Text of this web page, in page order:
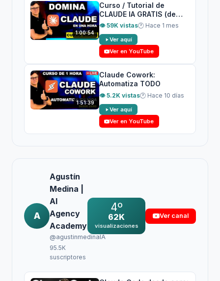
1:00:54
Curso / Tutorial de
CLAUDE IA GRATIS (de
Anthropic) desde CERO
👁 59K vistas🕐 Hace 1 mes
Ver aquí
Ver en YouTube
1:51:39
Claude Cowork:
Automatiza TODO
👁 5.2K vistas🕐 Hace 10 días
Ver aquí
Ver en YouTube
A
Agustín
Medina |
AI
Agency
Academy
@agustinmedinaIA
95.5K
suscriptores
4º
62K
visualizaciones
Ver canal